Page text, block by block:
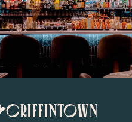
criffintown